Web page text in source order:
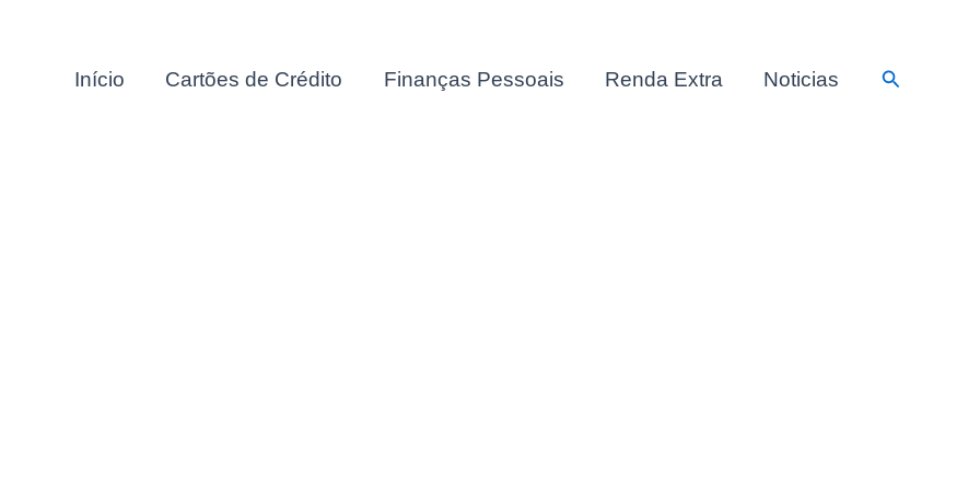
Início Cartões de Crédito Finanças Pessoais Renda Extra Noticias Pesquisar